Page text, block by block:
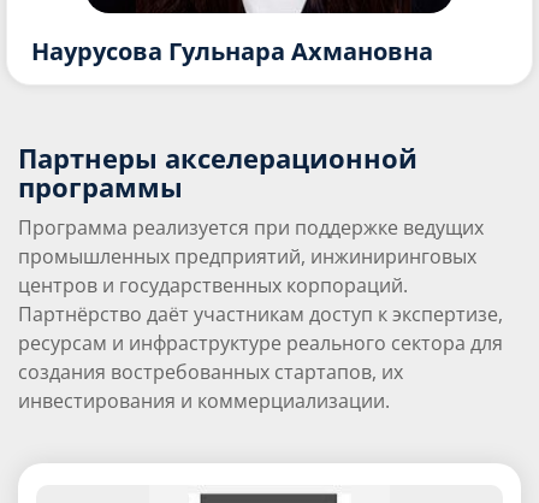
Наурусова Гульнара Ахмановна
Партнеры акселерационной
программы
Программа реализуется при поддержке ведущих
промышленных предприятий, инжиниринговых
центров и государственных корпораций.
Партнёрство даёт участникам доступ к экспертизе,
ресурсам и инфраструктуре реального сектора для
создания востребованных стартапов, их
инвестирования и коммерциализации.